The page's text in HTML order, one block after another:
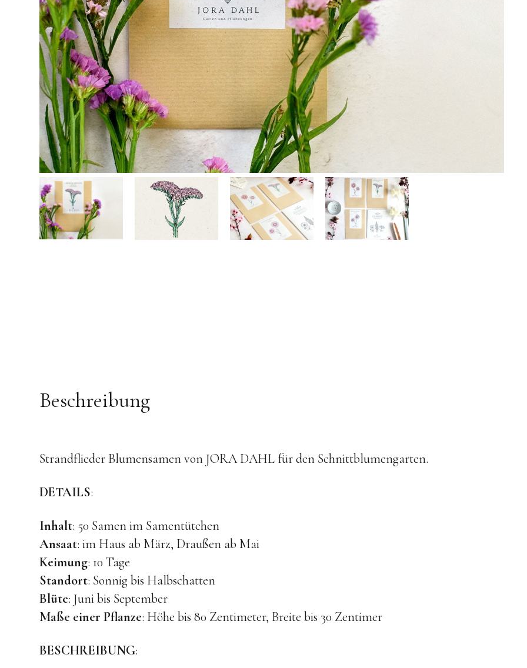
Beschreibung
Strandflieder Blumensamen von JORA DAHL für den Schnittblumengarten.
DETAILS:
Inhalt: 50 Samen im Samentütchen
Ansaat: im Haus ab März, Draußen ab Mai
Keimung: 10 Tage
Standort: Sonnig bis Halbschatten
Blüte: Juni bis September
Maße einer Pflanze: Höhe bis 80 Zentimeter, Breite bis 30 Zentimer
BESCHREIBUNG: